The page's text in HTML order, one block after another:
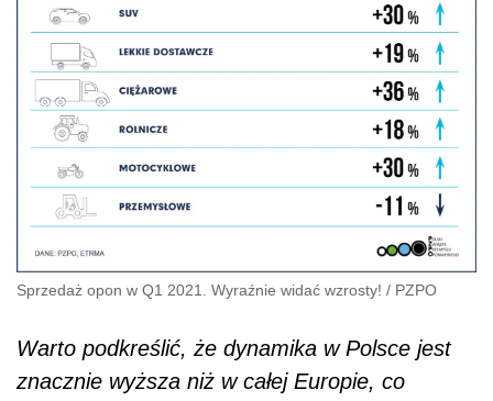
Sprzedaż opon w Q1 2021. Wyraźnie widać wzrosty! / PZPO
Warto podkreślić, że dynamika w Polsce jest
znacznie wyższa niż w całej Europie, co